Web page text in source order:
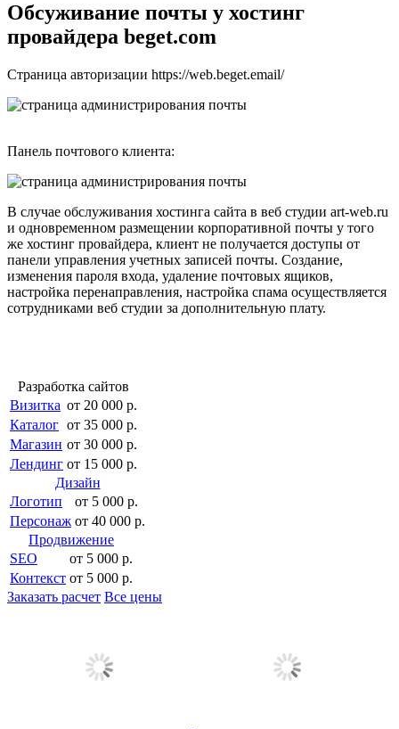
Обсуживание почты у хостинг
провайдера beget.com
Страница авторизации https://web.beget.email/
Панель почтового клиента:
В случае обслуживания хостинга сайта в веб студии art-web.ru
и одновременном размещении корпоративной почты у того
же хостинг провайдера, клиент не получается доступы от
панели управления учетных записей почты. Создание,
изменения пароля входа, удаление почтовых ящиков,
настройка перенаправления, настройка спама осуществляется
сотрудниками веб студии за дополнительную плату.
Разработка сайтов
Визитка от 20 000 р.
Каталог от 35 000 р.
Магазин от 30 000 р.
Лендинг от 15 000 р.
Дизайн
Логотип
от 5 000 р.
Персонаж от 40 000 р.
Продвижение
SEO
от 5 000 р.
Контекст от 5 000 р.
Заказать расчет Все цены